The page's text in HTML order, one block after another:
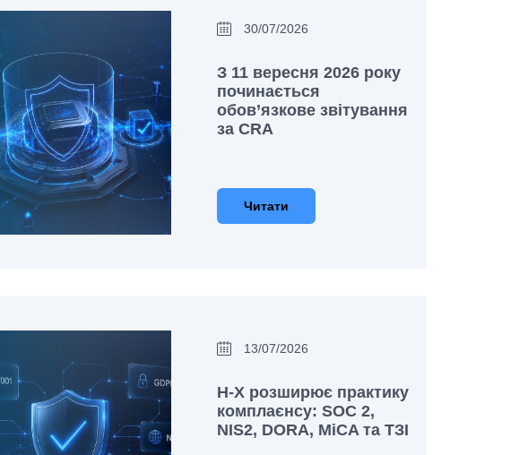
30/07/2026
З 11 вересня 2026 року
починається
обов’язкове звітування
за CRA
Читати
13/07/2026
H-X розширює практику
комплаєнсу: SOC 2,
NIS2, DORA, MiCA та ТЗІ